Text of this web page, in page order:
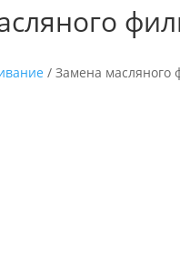
/ Замена масляного